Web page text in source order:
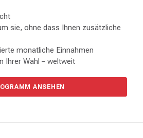
sie, ohne dass Ihnen zusätzliche
monatliche Einnahmen
Ihrer Wahl – weltweit
ANSEHEN